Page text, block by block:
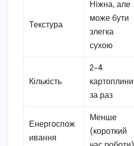
Текстура
Ніжна, але
може бути
злегка
сухою
Кількість
2–4
картоплини
за раз
Енергоспож
ивання
Менше
(короткий